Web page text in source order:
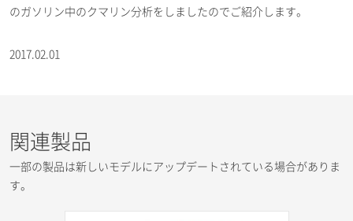
のガソリン中のクマリン分析をしましたのでご紹介します。
2017.02.01
関連製品
一部の製品は新しいモデルにアップデートされている場合がありま
す。